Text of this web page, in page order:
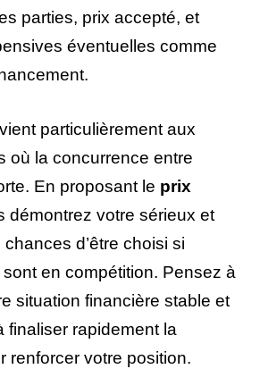
parties, prix accepté, et
éventuelles comme
particulièrement aux
où la concurrence entre
En proposant le prix
démontrez votre sérieux et
d’être choisi si
en compétition. Pensez à
situation financière stable et
finaliser rapidement la
renforcer votre position.